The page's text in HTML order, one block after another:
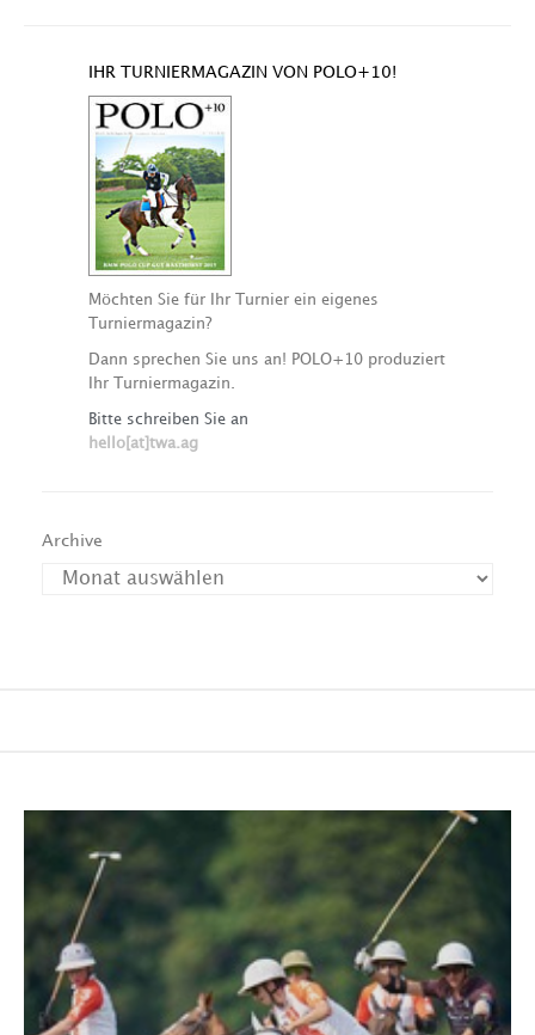
IHR TURNIERMAGAZIN VON POLO+10!
Möchten Sie für Ihr Turnier ein eigenes
Turniermagazin?
Dann sprechen Sie uns an! POLO+10 produziert
Ihr Turniermagazin.
Bitte schreiben Sie an
hello[at]twa.ag
Archive